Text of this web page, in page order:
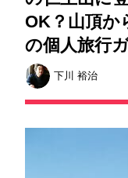
OK？山頂か
の個人旅行
下川 裕治